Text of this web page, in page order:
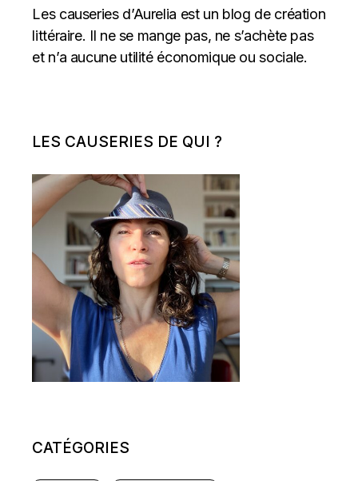
Les causeries d’Aurelia est un blog de création
littéraire. Il ne se mange pas, ne s’achète pas
et n’a aucune utilité économique ou sociale.
LES CAUSERIES DE QUI ?
CATÉGORIES